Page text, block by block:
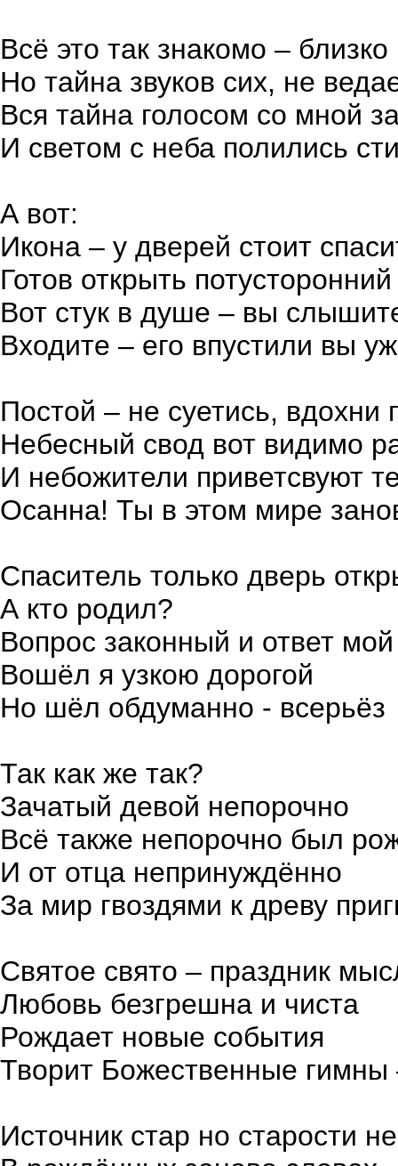
Всё это так знакомо – близко
Но тайна звуков сих, не
Вся тайна голосом со мной
И светом с неба полились
А вот:
Икона – у дверей стоит
Готов открыть
Вот стук в душе – вы
Входите – его впустили вы
Постой – не суетись, вдохни
Небесный свод вот видимо
И небожители приветсвуют
Осанна! Ты в этом мире
Спаситель только дверь
А кто родил?
Вопрос законный и ответ
Вошёл я узкою дорогой
Но шёл обдуманно - всерьёз
Так как же так?
Зачатый девой непорочно
Всё также непорочно был
И от отца непринуждённо
За мир гвоздями к древу
Святое свято – праздник
Любовь безгрешна и чиста
Рождает новые события
Творит Божественные гимны
Источник стар но старости